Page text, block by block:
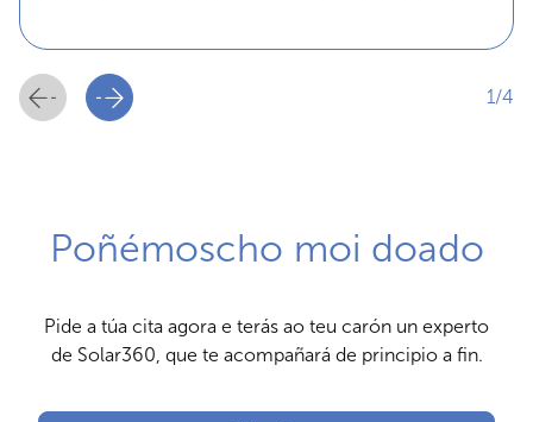
1/4
Poñémoscho moi doado
Pide a túa cita agora e terás ao teu carón un experto
de Solar360, que te acompañará de principio a fin.